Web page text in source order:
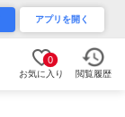
アプリを開く
0
お気に入り 閲覧履歴